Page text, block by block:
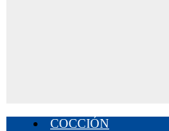
COCCIÓN